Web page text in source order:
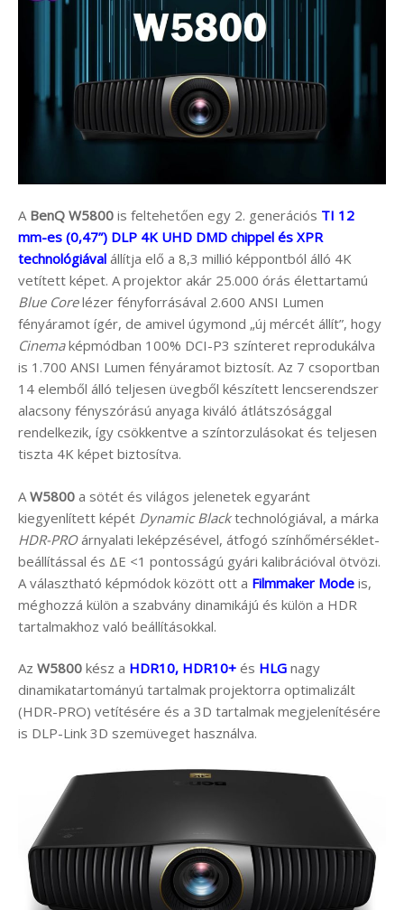
A BenQ W5800 is feltehetően egy 2. generációs TI 12
mm-es (0,47”) DLP 4K UHD DMD chippel és XPR
technológiával állítja elő a 8,3 millió képpontból álló 4K
vetített képet. A projektor akár 25.000 órás élettartamú
Blue Corelézer fényforrásával 2.600 ANSI Lumen
fényáramot ígér, de amivel úgymond „új mércét állít”, hogy
Cinemaképmódban 100% DCI-P3 színteret reprodukálva
is 1.700 ANSI Lumen fényáramot biztosít. Az 7 csoportban
14 elemből álló teljesen üvegből készített lencserendszer
alacsony fényszórású anyaga kiváló átlátszósággal
rendelkezik, így csökkentve a színtorzulásokat és teljesen
tiszta 4K képet biztosítva.
A W5800 a sötét és világos jelenetek egyaránt
kiegyenlített képét Dynamic Blacktechnológiával, a márka
HDR-PROárnyalati leképzésével, átfogó színhőmérséklet-
beállítással és ΔE <1 pontosságú gyári kalibrációval ötvözi.
A választható képmódok között ott a Filmmaker Mode is,
méghozzá külön a szabvány dinamikájú és külön a HDR
tartalmakhoz való beállításokkal.
Az W5800 kész a HDR10, HDR10+ és HLG nagy
dinamikatartományú tartalmak projektorra optimalizált
(HDR-PRO) vetítésére és a 3D tartalmak megjelenítésére
is DLP-Link 3D szemüveget használva.